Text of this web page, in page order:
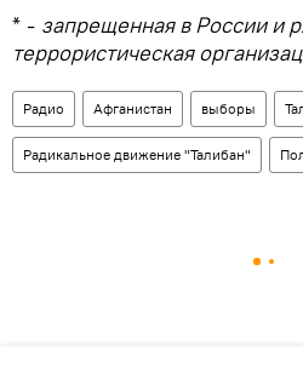
* - запрещенная в России и
террористическая
Радио Афганистан выборы
Радикальное движение "Талибан"